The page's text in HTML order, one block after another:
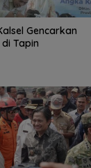
Gencarkan
di Tapin